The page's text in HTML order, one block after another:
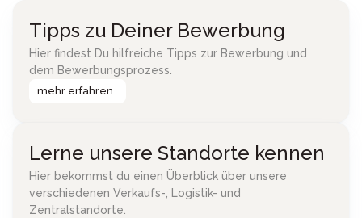
Tipps zu Deiner Bewerbung
Hier findest Du hilfreiche Tipps zur Bewerbung und
dem Bewerbungsprozess.
mehr erfahren
Lerne unsere Standorte kennen
Hier bekommst du einen Überblick über unsere
verschiedenen Verkaufs-, Logistik- und
Zentralstandorte.